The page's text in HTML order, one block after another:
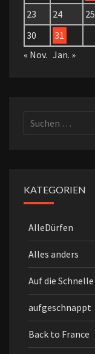
23
24 25
30
31
« Nov. Jan. »
Suchen
nach:
KATEGORIEN
AlleDürfen
Alles anders
Auf die Schnelle
aufgeschnappt
Back to France